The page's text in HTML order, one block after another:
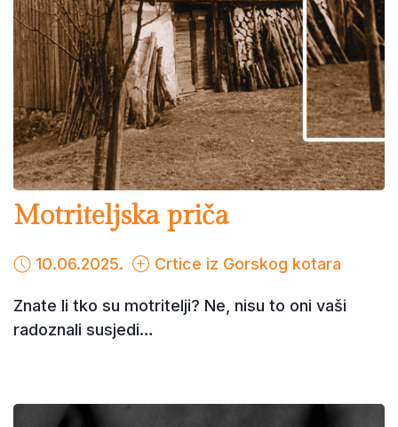
Motriteljska priča
10.06.2025. Crtice iz Gorskog kotara
Znate li tko su motritelji? Ne, nisu to oni vaši
radoznali susjedi…